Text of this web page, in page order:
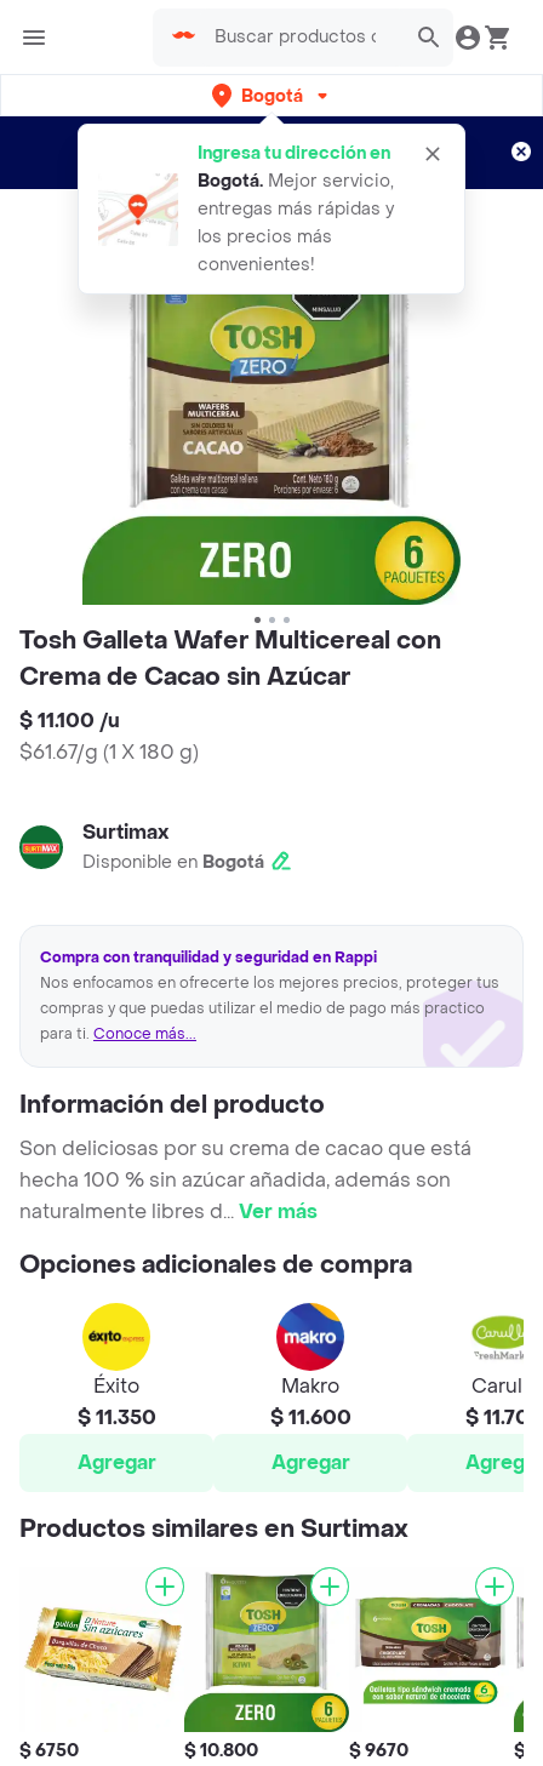
Bogotá
Ingresa tu dirección en
Bogotá. Mejor servicio,
entregas más rápidas y
los precios más
convenientes!
envíos gratis por semanas
Aplican TyC
Tosh Galleta Wafer Multicereal con
Crema de Cacao sin Azúcar
$ 11.100 /u
$61.67/g (1 X 180 g)
Surtimax
Disponible en Bogotá
Compra con tranquilidad y seguridad en Rappi
Nos enfocamos en ofrecerte los mejores precios, proteger tus
compras y que puedas utilizar el medio de pago más practico
para ti. Conoce más...
Información del producto
Son deliciosas por su crema de cacao que está
hecha 100 % sin azúcar añadida, además son
naturalmente libres d...Ver más
Opciones adicionales de compra
Éxito
$ 11.350
Agregar
Makro
$ 11.600
Agregar
Carulla
$ 11.700
Agregar
Productos similares en Surtimax
$ 6750 $ 10.800 $ 9670 $